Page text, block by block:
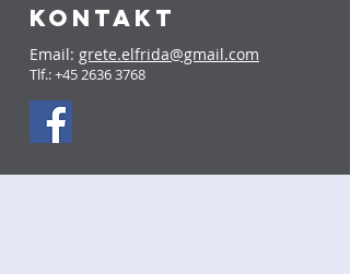
KONTAKT
Email: grete.elfrida@gmail.com
Tlf.:+45 2636 3768